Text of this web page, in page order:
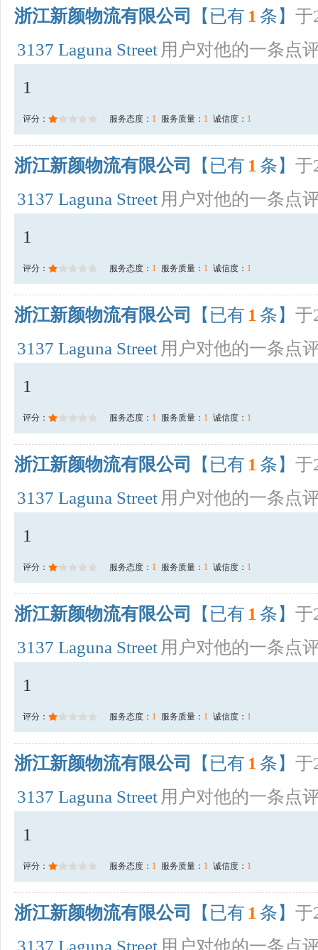
浙江新颜物流有限公司 【已有 1 条】 于
3137 Laguna Street 用户对他的一条点
1
评分： 服务态度： 1 服务质量： 1 诚信度： 1
浙江新颜物流有限公司 【已有 1 条】 于
3137 Laguna Street 用户对他的一条点
1
评分： 服务态度： 1 服务质量： 1 诚信度： 1
浙江新颜物流有限公司 【已有 1 条】 于
3137 Laguna Street 用户对他的一条点
1
评分： 服务态度： 1 服务质量： 1 诚信度： 1
浙江新颜物流有限公司 【已有 1 条】 于
3137 Laguna Street 用户对他的一条点
1
评分： 服务态度： 1 服务质量： 1 诚信度： 1
浙江新颜物流有限公司 【已有 1 条】 于
3137 Laguna Street 用户对他的一条点
1
评分： 服务态度： 1 服务质量： 1 诚信度： 1
浙江新颜物流有限公司 【已有 1 条】 于
3137 Laguna Street 用户对他的一条点
1
评分： 服务态度： 1 服务质量： 1 诚信度： 1
浙江新颜物流有限公司 【已有 1 条】 于
3137 Laguna Street 用户对他的一条点